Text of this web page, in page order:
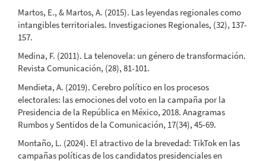
Martos, E., & Martos, A. (2015). Las leyendas regionales como
intangibles territoriales. Investigaciones Regionales, (32), 137-
157.
Medina, F. (2011). La telenovela: un género de transformación.
Revista Comunicación, (28), 81-101.
Mendieta, A. (2019). Cerebro político en los procesos
electorales: las emociones del voto en la campaña por la
Presidencia de la República en México, 2018. Anagramas
Rumbos y Sentidos de la Comunicación, 17(34), 45-69.
Montaño, L. (2024). El atractivo de la brevedad: TikTok en las
campañas políticas de los candidatos presidenciales en